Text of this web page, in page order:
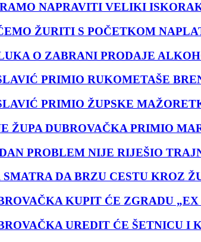
NAPRAVITI VELIKI
ŽURITI S POČETKOM
O ZABRANI PRODAJE
PRIMIO RUKOMETAŠE
PRIMIO ŽUPSKE
ŽUPA DUBROVAČKA PRIMIO
PROBLEM NIJE RIJEŠIO
DA BRZU CESTU KROZ
KUPIT ĆE ZGRADU
UREDIT ĆE ŠETNICU I